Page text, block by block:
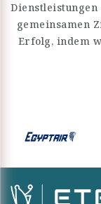
gemeinsamen
Erfolg, indem